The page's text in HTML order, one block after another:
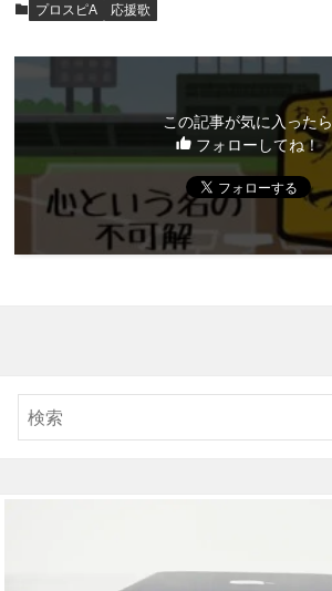
プロスピA 応援歌
この記事が気に入ったら
フォローしてね！